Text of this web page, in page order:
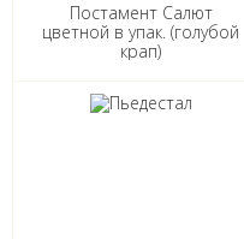
Постамент Салют
цветной в упак. (голубой
крап)